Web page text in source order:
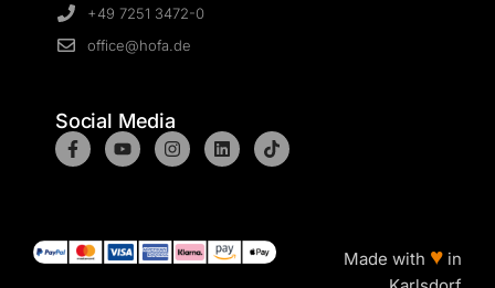
+49 7251 3472-0
office@hofa.de
Social Media
Made with ♥ in